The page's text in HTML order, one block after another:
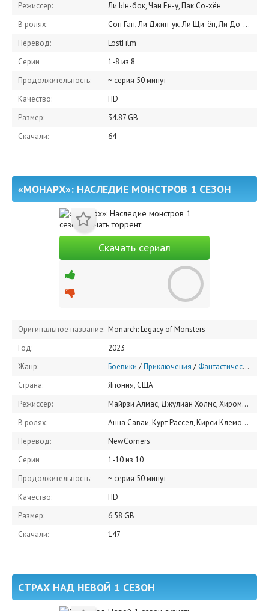
Режиссер:
Ли Ын-бок, Чан Ён-у, Пак Со-хён
В ролях:
Сон Ган, Ли Джин-ук, Ли Щи-ён, Ли До-хён, Ко Мин-щи, Пак Кю-ён, Ким Нам-хи, Ко Юн-джон, Ким Гап-су, Ким Сан-хо
Перевод:
LostFilm
Серии
1-8 из 8
Продолжительность:
~ серия 50 минут
Качество:
HD
Размер:
34.87 GB
Скачали:
64
«МОНАРХ»: НАСЛЕДИЕ МОНСТРОВ 1 СЕЗОН
Скачать сериал
Оригинальное название: Monarch: Legacy of Monsters
Год:
2023
Жанр:
Боевики /Приключения /Фантастические
Страна:
Япония, США
Режиссер:
Майрзи Алмас, Джулиан Холмс, Хироми Камата
В ролях:
Анна Саваи, Курт Рассел, Кирси Клемонс, Рэн Ватабэ, Джо Типпетт, Уайатт Рассел, Мари Ямамото, Элиза Ласовски, Мирелли Тейлор, Андерс Холм
Перевод:
NewComers
Серии
1-10 из 10
Продолжительность:
~ серия 50 минут
Качество:
HD
Размер:
6.58 GB
Скачали:
147
СТРАХ НАД НЕВОЙ 1 СЕЗОН